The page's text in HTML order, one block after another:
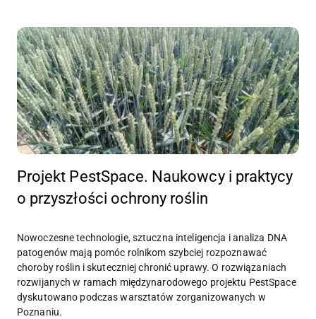
Projekt PestSpace. Naukowcy i praktycy
o przyszłości ochrony roślin
Nowoczesne technologie, sztuczna inteligencja i analiza DNA
patogenów mają pomóc rolnikom szybciej rozpoznawać
choroby roślin i skuteczniej chronić uprawy. O rozwiązaniach
rozwijanych w ramach międzynarodowego projektu PestSpace
dyskutowano podczas warsztatów zorganizowanych w
Poznaniu.